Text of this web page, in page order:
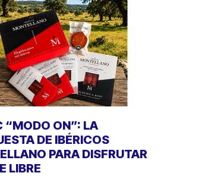
“MODO ON”: LA
DE IBÉRICOS
PARA DISFRUTAR
LIBRE